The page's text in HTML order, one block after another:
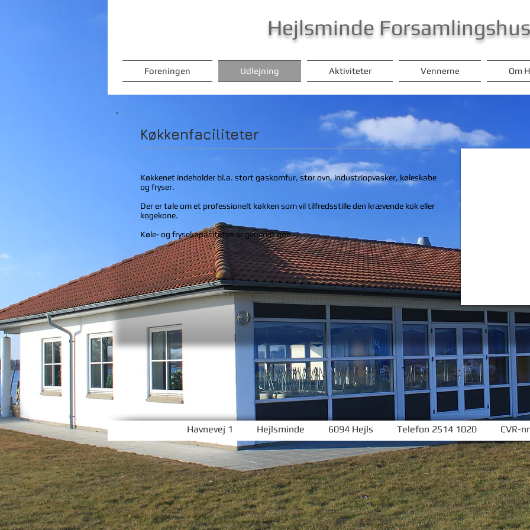
Hejlsminde Forsamlingshus
Foreningen Udlejning Aktiviteter Vennerne Om
Køkkenfaciliteter
Køkkenet indeholder bl.a. stort gaskomfur, stor ovn, industriopvasker, køleskabe
og fryser.
Der er tale om et professionelt køkken som vil tilfredsstille den krævende kok eller
kogekone.
Køle- og frysekapaciteten er generelt god.
Havnevej 1 Hejlsminde 6094 Hejls Telefon 2514 1020 CVR-